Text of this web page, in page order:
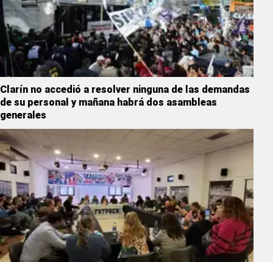
Clarín no accedió a resolver ninguna de las demandas
de su personal y mañana habrá dos asambleas
generales